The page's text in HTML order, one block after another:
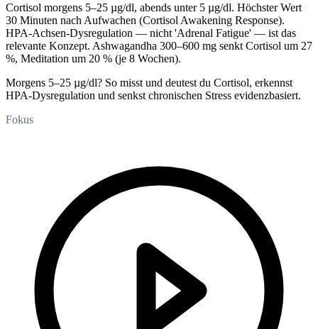
Cortisol morgens 5–25 µg/dl, abends unter 5 µg/dl. Höchster Wert
30 Minuten nach Aufwachen (Cortisol Awakening Response).
HPA-Achsen-Dysregulation — nicht 'Adrenal Fatigue' — ist das
relevante Konzept. Ashwagandha 300–600 mg senkt Cortisol um 27
%, Meditation um 20 % (je 8 Wochen).
Morgens 5–25 µg/dl? So misst und deutest du Cortisol, erkennst
HPA-Dysregulation und senkst chronischen Stress evidenzbasiert.
Fokus